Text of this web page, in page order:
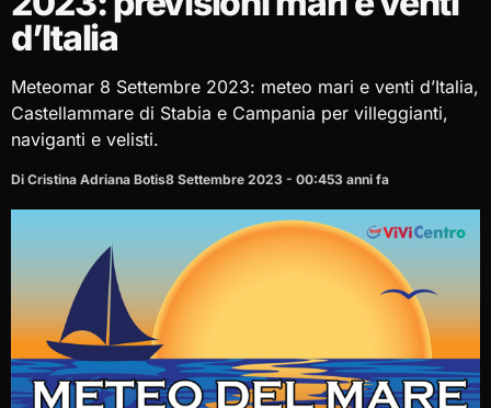
d’Italia
Meteomar 8 Settembre 2023: meteo mari e venti d’Italia,
Castellammare di Stabia e Campania per villeggianti,
naviganti e velisti.
Di Cristina Adriana Botis8 Settembre 2023 - 00:453 anni fa